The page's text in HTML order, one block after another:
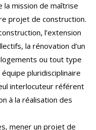
et professionnels tout
la mission de maîtrise
projet de construction.
l’extension
la rénovation d’un
ou tout type
pluridisciplinaire
interlocuteur référent
à la réalisation des
mener un projet de